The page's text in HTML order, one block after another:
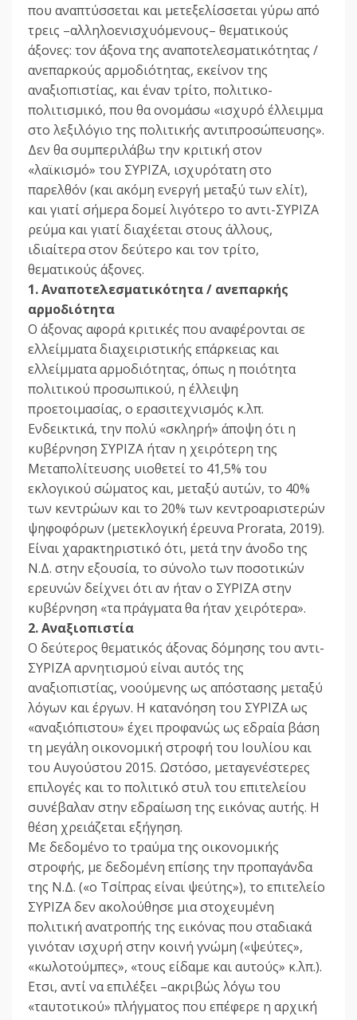
που αναπτύσσεται και μετεξελίσσεται γύρω από
τρεις –αλληλοενισχυόμενους– θεματικούς
άξονες: τον άξονα της αναποτελεσματικότητας /
ανεπαρκούς αρμοδιότητας, εκείνον της
αναξιοπιστίας, και έναν τρίτο, πολιτικο-
πολιτισμικό, που θα ονομάσω «ισχυρό έλλειμμα
στο λεξιλόγιο της πολιτικής αντιπροσώπευσης».
Δεν θα συμπεριλάβω την κριτική στον
«λαϊκισμό» του ΣΥΡΙΖΑ, ισχυρότατη στο
παρελθόν (και ακόμη ενεργή μεταξύ των ελίτ),
και γιατί σήμερα δομεί λιγότερο το αντι-ΣΥΡΙΖΑ
ρεύμα και γιατί διαχέεται στους άλλους,
ιδιαίτερα στον δεύτερο και τον τρίτο,
θεματικούς άξονες.
1. Αναποτελεσματικότητα / ανεπαρκής
αρµοδιότητα
Ο άξονας αφορά κριτικές που αναφέρονται σε
ελλείμματα διαχειριστικής επάρκειας και
ελλείμματα αρμοδιότητας, όπως η ποιότητα
πολιτικού προσωπικού, η έλλειψη
προετοιμασίας, ο ερασιτεχνισμός κ.λπ.
Ενδεικτικά, την πολύ «σκληρή» άποψη ότι η
κυβέρνηση ΣΥΡΙΖΑ ήταν η χειρότερη της
Μεταπολίτευσης υιοθετεί το 41,5% του
εκλογικού σώματος και, μεταξύ αυτών, το 40%
των κεντρώων και το 20% των κεντροαριστερών
ψηφοφόρων (μετεκλογική έρευνα Prorata, 2019).
Είναι χαρακτηριστικό ότι, μετά την άνοδο της
Ν.Δ. στην εξουσία, το σύνολο των ποσοτικών
ερευνών δείχνει ότι αν ήταν ο ΣΥΡΙΖΑ στην
κυβέρνηση «τα πράγματα θα ήταν χειρότερα».
2. Αναξιοπιστία
Ο δεύτερος θεματικός άξονας δόμησης του αντι-
ΣΥΡΙΖΑ αρνητισμού είναι αυτός της
αναξιοπιστίας, νοούμενης ως απόστασης μεταξύ
λόγων και έργων. Η κατανόηση του ΣΥΡΙΖΑ ως
«αναξιόπιστου» έχει προφανώς ως εδραία βάση
τη μεγάλη οικονομική στροφή του Ιουλίου και
του Αυγούστου 2015. Ωστόσο, μεταγενέστερες
επιλογές και το πολιτικό στυλ του επιτελείου
συνέβαλαν στην εδραίωση της εικόνας αυτής. Η
θέση χρειάζεται εξήγηση.
Με δεδομένο το τραύμα της οικονομικής
στροφής, με δεδομένη επίσης την προπαγάνδα
της Ν.Δ. («ο Τσίπρας είναι ψεύτης»), το επιτελείο
ΣΥΡΙΖΑ δεν ακολούθησε μια στοχευμένη
πολιτική ανατροπής της εικόνας που σταδιακά
γινόταν ισχυρή στην κοινή γνώμη («ψεύτες»,
«κωλοτούμπες», «τους είδαμε και αυτούς» κ.λπ.).
Ετσι, αντί να επιλέξει –ακριβώς λόγω του
«ταυτοτικού» πλήγματος που επέφερε η αρχική